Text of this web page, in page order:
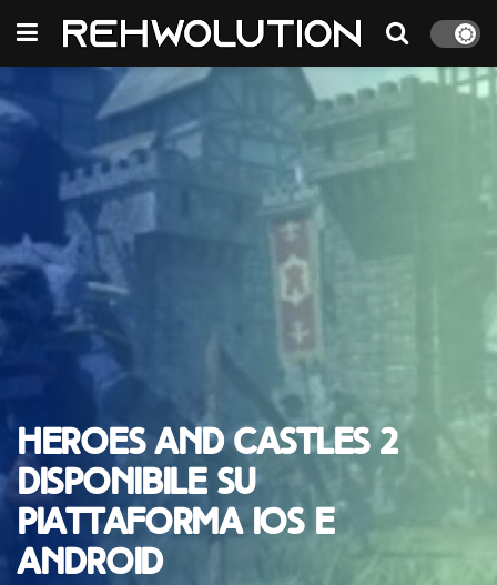
Heroes and Castles 2
disponibile su
piattaforma iOS e
Android